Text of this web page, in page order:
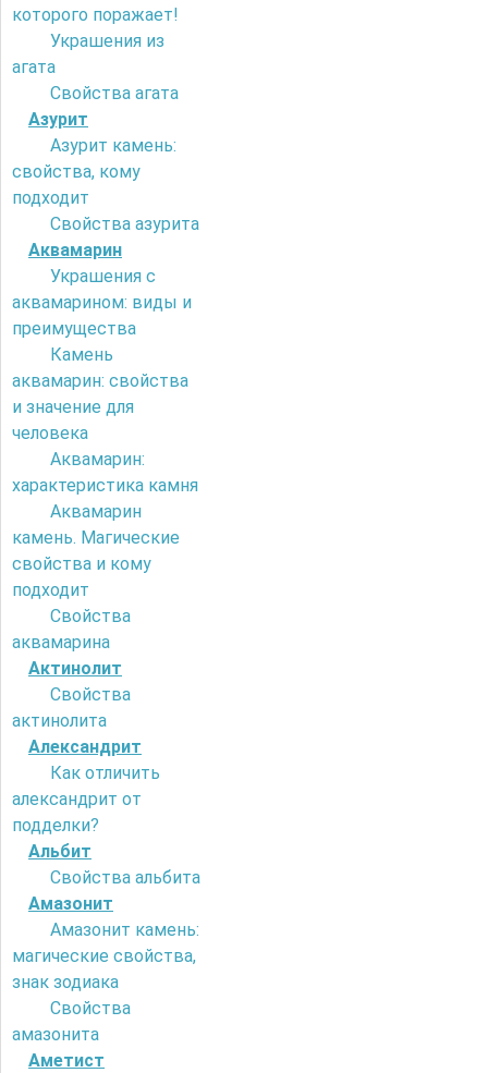
которого поражает!
Украшения из
агата
Свойства агата
Азурит
Азурит камень:
свойства, кому
подходит
Свойства азурита
Аквамарин
Украшения с
аквамарином: виды и
преимущества
Камень
аквамарин: свойства
и значение для
человека
Аквамарин:
характеристика камня
Аквамарин
камень. Магические
свойства и кому
подходит
Свойства
аквамарина
Актинолит
Свойства
актинолита
Александрит
Как отличить
александрит от
подделки?
Альбит
Свойства альбита
Амазонит
Амазонит камень:
магические свойства,
знак зодиака
Свойства
амазонита
Аметист